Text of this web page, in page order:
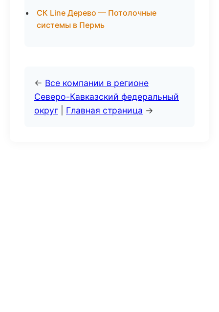
СК Line Дерево — Потолочные
системы в Пермь
← Все компании в регионе
Северо-Кавказский федеральный
округ
Главная страница →